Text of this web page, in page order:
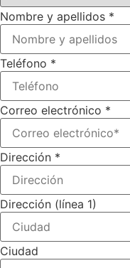
Nombre y apellidos *
Teléfono *
Correo electrónico *
Dirección *
Dirección (línea 1)
Ciudad